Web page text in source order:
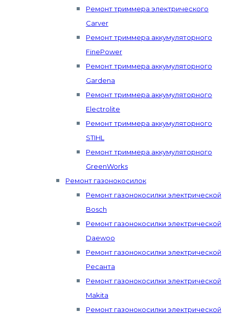
Ремонт триммера электрического
Carver
Ремонт триммера аккумуляторного
FinePower
Ремонт триммера аккумуляторного
Gardena
Ремонт триммера аккумуляторного
Electrolite
Ремонт триммера аккумуляторного
STIHL
Ремонт триммера аккумуляторного
GreenWorks
Ремонт газонокосилок
Ремонт газонокосилки электрической
Bosch
Ремонт газонокосилки электрической
Daewoo
Ремонт газонокосилки электрической
Ресанта
Ремонт газонокосилки электрической
Makita
Ремонт газонокосилки электрической